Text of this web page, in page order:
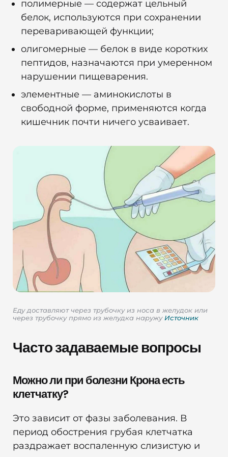
полимерные — содержат цельный
белок, используются при сохранении
переваривающей функции;
олигомерные — белок в виде коротких
пептидов, назначаются при умеренном
нарушении пищеварения.
элементные — аминокислоты в
свободной форме, применяются когда
кишечник почти ничего усваивает.
Еду доставляют через трубочку из носа в желудок или
через трубочку прямо из желудка наружу Источник
Часто задаваемые вопросы
Можно ли при болезни Крона есть
клетчатку?
Это зависит от фазы заболевания. В
период обострения грубая клетчатка
раздражает воспаленную слизистую и